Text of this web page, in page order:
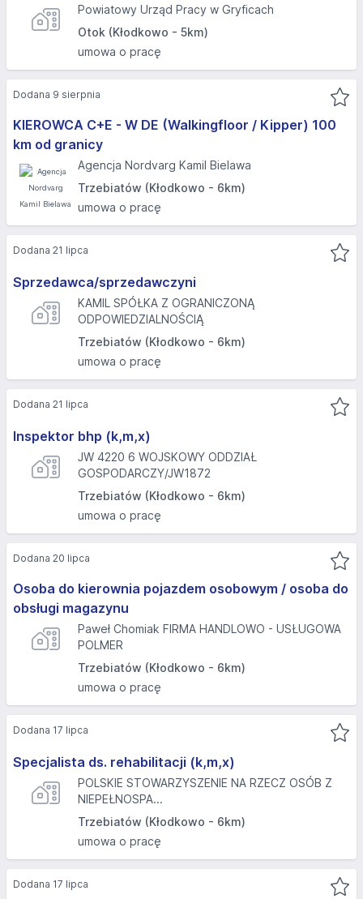
Powiatowy Urząd Pracy w Gryficach
Otok (Kłodkowo - 5km)
umowa o pracę
KIEROWCA C+E - W DE (Walkingfloor / Kipper) 100
km od granicy
Agencja Nordvarg Kamil Bielawa
Trzebiatów (Kłodkowo - 6km)
umowa o pracę
Dodana 9 sierpnia
Sprzedawca/sprzedawczyni
KAMIL SPÓŁKA Z OGRANICZONĄ
ODPOWIEDZIALNOŚCIĄ
Trzebiatów (Kłodkowo - 6km)
umowa o pracę
Dodana 21 lipca
Inspektor bhp (k,m,x)
JW 4220 6 WOJSKOWY ODDZIAŁ
GOSPODARCZY/JW1872
Trzebiatów (Kłodkowo - 6km)
umowa o pracę
Dodana 21 lipca
Osoba do kierownia pojazdem osobowym / osoba do
obsługi magazynu
Paweł Chomiak FIRMA HANDLOWO - USŁUGOWA
POLMER
Trzebiatów (Kłodkowo - 6km)
umowa o pracę
Dodana 20 lipca
Specjalista ds. rehabilitacji (k,m,x)
POLSKIE STOWARZYSZENIE NA RZECZ OSÓB Z
NIEPEŁNOSPA...
Trzebiatów (Kłodkowo - 6km)
umowa o pracę
Dodana 17 lipca
Dodana 17 lipca